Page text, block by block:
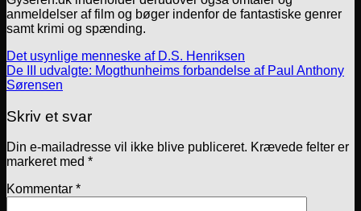
anmeldelser af film og bøger indenfor de fantastiske genrer
samt krimi og spænding.
Det usynlige menneske af D.S. Henriksen
De III udvalgte: Mogthunheims forbandelse af Paul Anthony
Sørensen
Skriv et svar
Din e-mailadresse vil ikke blive publiceret. Krævede felter er
markeret med *
Kommentar *